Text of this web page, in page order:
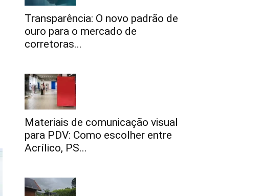
Transparência: O novo padrão de
ouro para o mercado de
corretoras...
Materiais de comunicação visual
para PDV: Como escolher entre
Acrílico, PS...